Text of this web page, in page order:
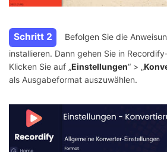
Schritt 2
Befolgen Sie die
installieren. Dann gehen Sie in
Klicken Sie auf „Einstellungen“ > „
als Ausgabeformat auszuwählen.